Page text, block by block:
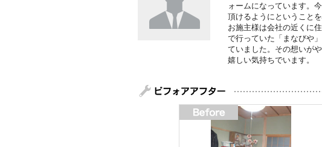
ォームになっています。
頂けるようにということ
お施主様は会社の近くに
で行っていた「まなびや
ていました。その想いが
嬉しい気持ちでいます。